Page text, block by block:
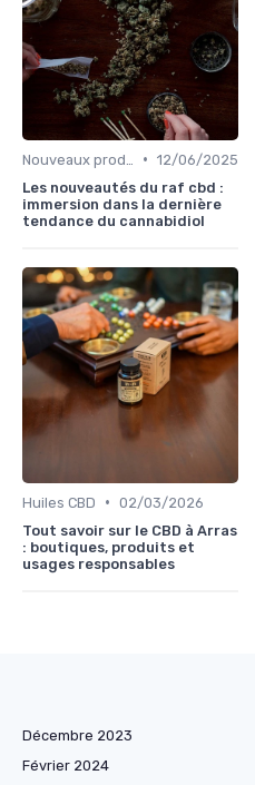
• 12/06/2025
Les nouveautés du raf cbd :
immersion dans la dernière
tendance du cannabidiol
Huiles CBD • 02/03/2026
Tout savoir sur le CBD à Arras
: boutiques, produits et
usages responsables
Décembre 2023
Février 2024